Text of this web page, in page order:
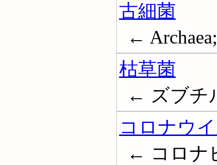
古細菌
←
枯草菌
← ズブチ
コロナウ
← コロナ